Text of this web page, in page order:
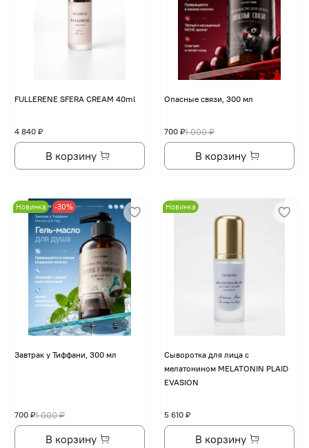
FULLERENE SFERA CREAM 40ml
4 840 ₽
В корзину
Опасные связи, 300 мл
1 000 ₽
700 ₽
В корзину
Новинка -30%
Завтрак у Тиффани, 300 мл
1 000 ₽
700 ₽
В корзину
Новинка
Сыворотка для лица с
мелатонином MELATONIN PLAID
EVASION
5 610 ₽
В корзину